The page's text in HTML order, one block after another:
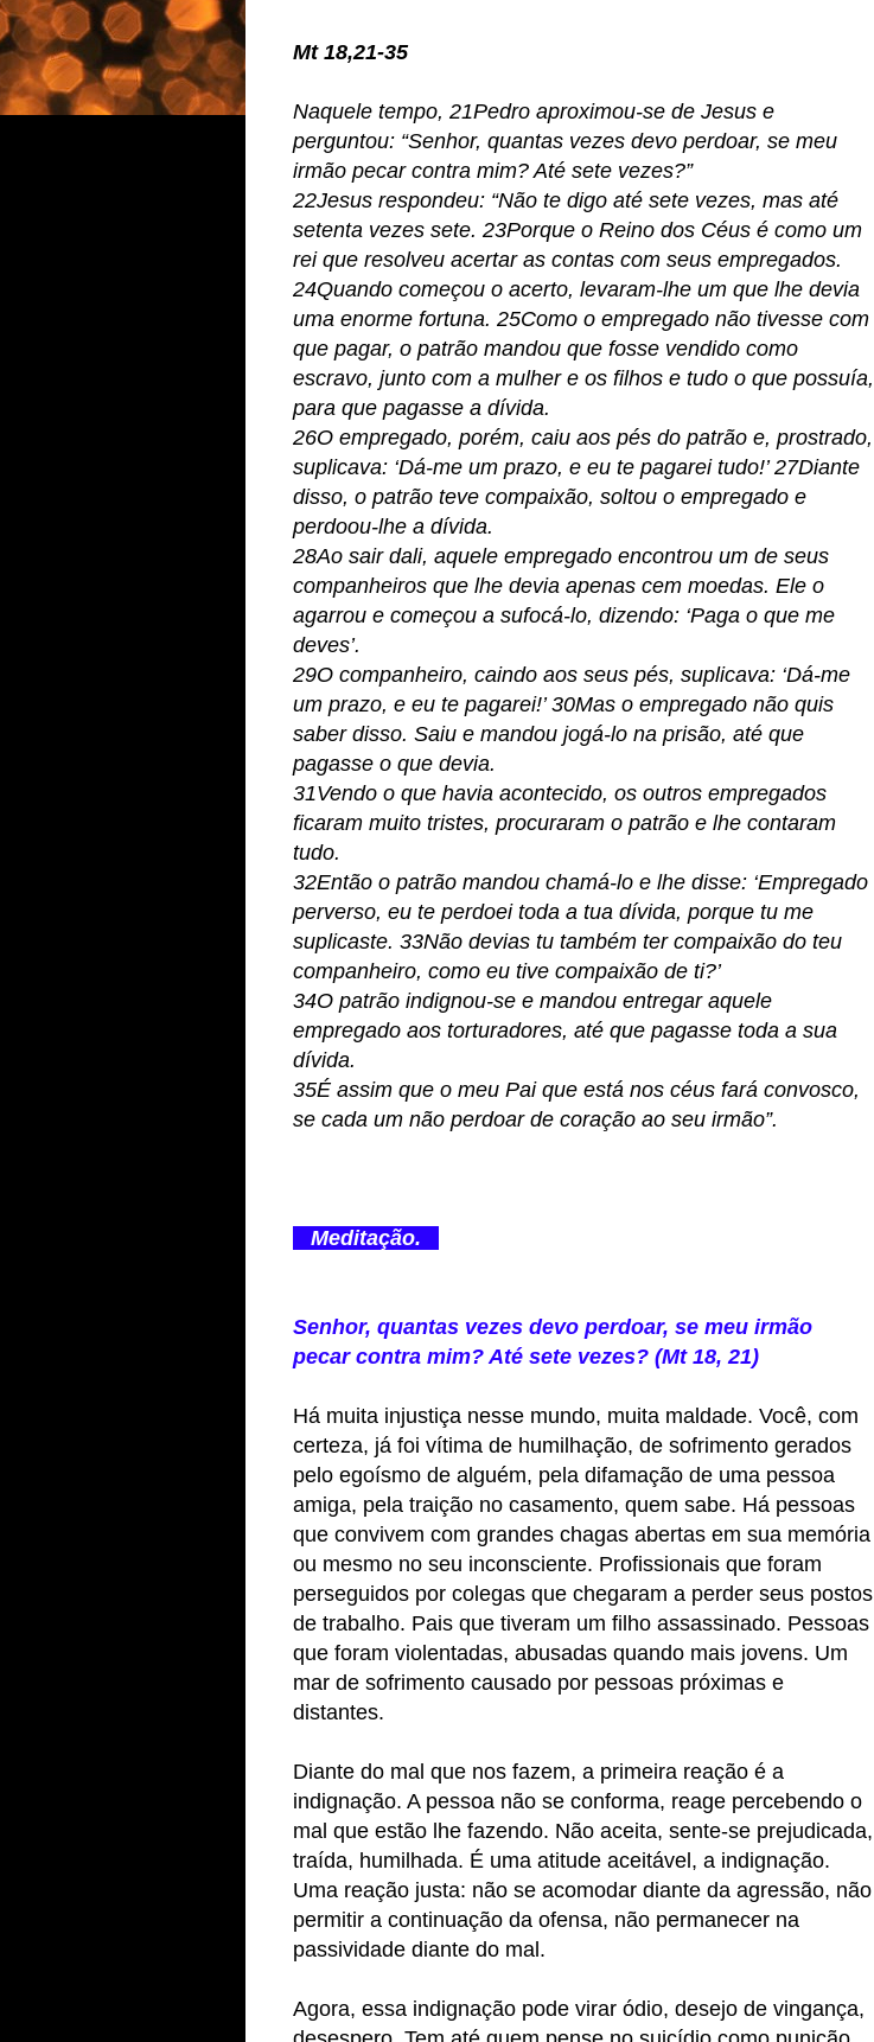
Mt 18,21-35
Naquele tempo, 21Pedro aproximou-se de Jesus e
perguntou: “Senhor, quantas vezes devo perdoar, se meu
irmão pecar contra mim? Até sete vezes?”
22Jesus respondeu: “Não te digo até sete vezes, mas até
setenta vezes sete. 23Porque o Reino dos Céus é como um
rei que resolveu acertar as contas com seus empregados.
24Quando começou o acerto, levaram-lhe um que lhe devia
uma enorme fortuna. 25Como o empregado não tivesse com
que pagar, o patrão mandou que fosse vendido como
escravo, junto com a mulher e os filhos e tudo o que possuía,
para que pagasse a dívida.
26O empregado, porém, caiu aos pés do patrão e, prostrado,
suplicava: ‘Dá-me um prazo, e eu te pagarei tudo!’ 27Diante
disso, o patrão teve compaixão, soltou o empregado e
perdoou-lhe a dívida.
28Ao sair dali, aquele empregado encontrou um de seus
companheiros que lhe devia apenas cem moedas. Ele o
agarrou e começou a sufocá-lo, dizendo: ‘Paga o que me
deves’.
29O companheiro, caindo aos seus pés, suplicava: ‘Dá-me
um prazo, e eu te pagarei!’ 30Mas o empregado não quis
saber disso. Saiu e mandou jogá-lo na prisão, até que
pagasse o que devia.
31Vendo o que havia acontecido, os outros empregados
ficaram muito tristes, procuraram o patrão e lhe contaram
tudo.
32Então o patrão mandou chamá-lo e lhe disse: ‘Empregado
perverso, eu te perdoei toda a tua dívida, porque tu me
suplicaste. 33Não devias tu também ter compaixão do teu
companheiro, como eu tive compaixão de ti?’
34O patrão indignou-se e mandou entregar aquele
empregado aos torturadores, até que pagasse toda a sua
dívida.
35É assim que o meu Pai que está nos céus fará convosco,
se cada um não perdoar de coração ao seu irmão”.
Meditação.
Senhor, quantas vezes devo perdoar, se meu irmão
pecar contra mim? Até sete vezes? (Mt 18, 21)
Há muita injustiça nesse mundo, muita maldade. Você, com
certeza, já foi vítima de humilhação, de sofrimento gerados
pelo egoísmo de alguém, pela difamação de uma pessoa
amiga, pela traição no casamento, quem sabe. Há pessoas
que convivem com grandes chagas abertas em sua memória
ou mesmo no seu inconsciente. Profissionais que foram
perseguidos por colegas que chegaram a perder seus postos
de trabalho. Pais que tiveram um filho assassinado. Pessoas
que foram violentadas, abusadas quando mais jovens. Um
mar de sofrimento causado por pessoas próximas e
distantes.
Diante do mal que nos fazem, a primeira reação é a
indignação. A pessoa não se conforma, reage percebendo o
mal que estão lhe fazendo. Não aceita, sente-se prejudicada,
traída, humilhada. É uma atitude aceitável, a indignação.
Uma reação justa: não se acomodar diante da agressão, não
permitir a continuação da ofensa, não permanecer na
passividade diante do mal.
Agora, essa indignação pode virar ódio, desejo de vingança,